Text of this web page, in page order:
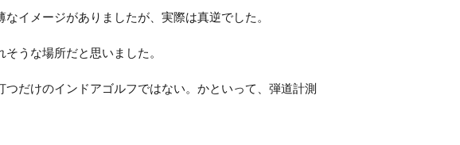
イメージがありましたが、実際は真逆でした。
うな場所だと思いました。
だけのインドアゴルフではない。かといって、弾道計測